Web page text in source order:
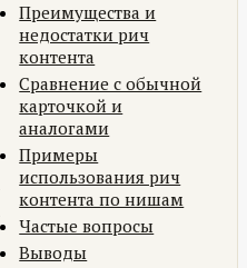
Преимущества и
недостатки рич
контента
Сравнение с обычной
карточкой и
аналогами
Примеры
использования рич
контента по нишам
Частые вопросы
Выводы